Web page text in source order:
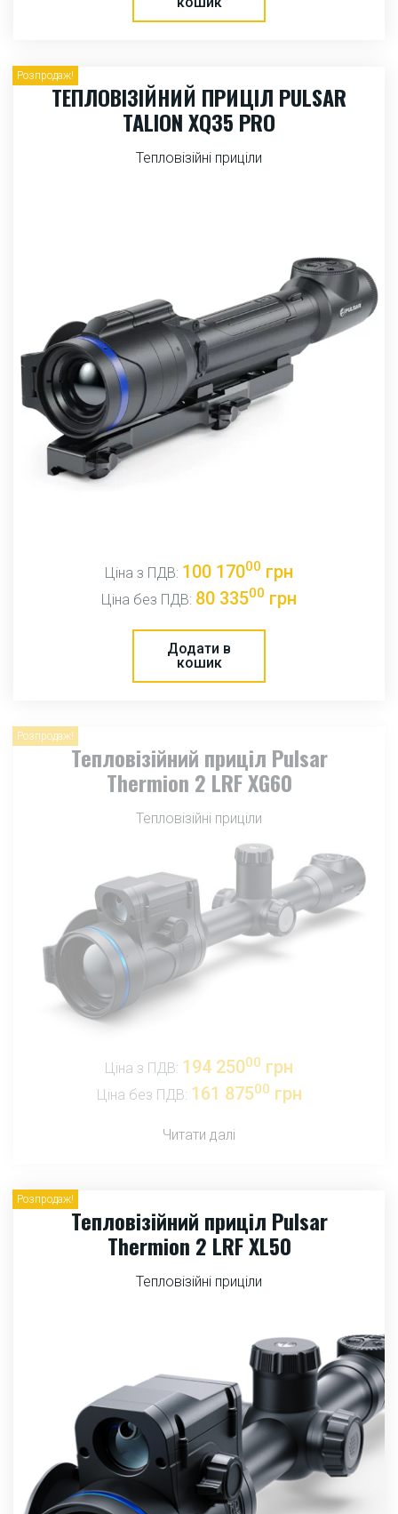
Розпродаж!
ТЕПЛОВІЗІЙНИЙ ПРИЦІЛ PULSAR
TALION XQ35 PRO
Тепловізійні приціли
Ціна з ПДВ: 100 17000 грн
Ціна без ПДВ: 80 33500 грн
Додати в
кошик
Розпродаж!
Тепловізійний приціл Pulsar
Thermion 2 LRF XG60
Тепловізійні приціли
Ціна з ПДВ: 194 25000 грн
Ціна без ПДВ: 161 87500 грн
Читати далі
Розпродаж!
Тепловізійний приціл Pulsar
Thermion 2 LRF XL50
Тепловізійні приціли